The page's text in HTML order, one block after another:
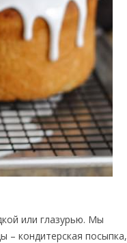
или глазурью. Мы
– кондитерская